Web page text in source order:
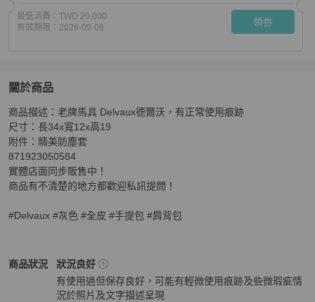
最低消費： TWD 20,000
有效期限： 2026-09-06 領券
關於商品
關於Delvaux 德爾沃 灰色 全皮 兩用包/手提包/肩背包
商品描述：老牌馬具 Delvaux德爾沃，有正常使用痕跡
尺寸：長34x寬12x高19
附件：精美防塵套
871923050584
實體店面同步販售中！
商品有不清楚的地方都歡迎私訊提問！
#Delvaux #灰色 #全皮 #手提包 #肩背包
商品狀況
Delvaux女包商品狀態與細節
狀況良好
有使用過但保存良好，可能有輕微使用痕跡及些微瑕疵情
況於照片及文字描述呈現